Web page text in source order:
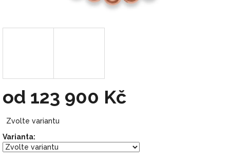
od 123 900 Kč
cena:
Zvolte variantu
Varianta: